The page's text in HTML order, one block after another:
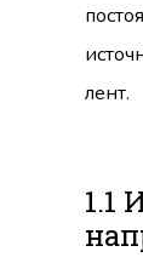
лент.
1.1